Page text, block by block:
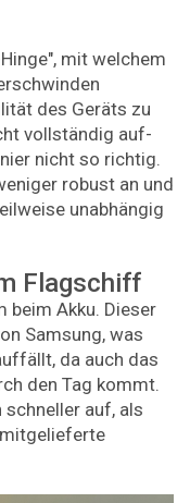
mit welchem
des Geräts zu
vollständig auf-
nicht so richtig.
robust an und
unabhängig
Flagschiff
beim Akku. Dieser
Samsung, was
da auch das
den Tag kommt.
auf, als